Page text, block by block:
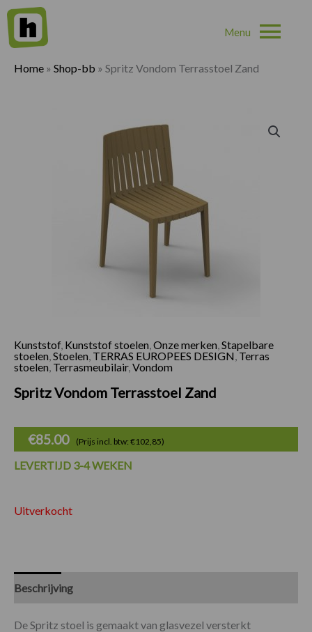
Home » Shop-bb » Spritz Vondom Terrasstoel Zand
Kunststof, Kunststof stoelen Onze merken Stapelbare
stoelen Stoelen TERRAS EUROPEES DESIGN ,Terras
stoelen Terrasmeubilair, Vondom
Spritz Vondom Terrasstoel Zand
€85.00 (Prijs incl. btw: €102,85)
LEVERTIJD 3-4 WEKEN
Uitverkocht
Beschrijving
De Spritz stoel is gemaakt van glasvezel versterkt